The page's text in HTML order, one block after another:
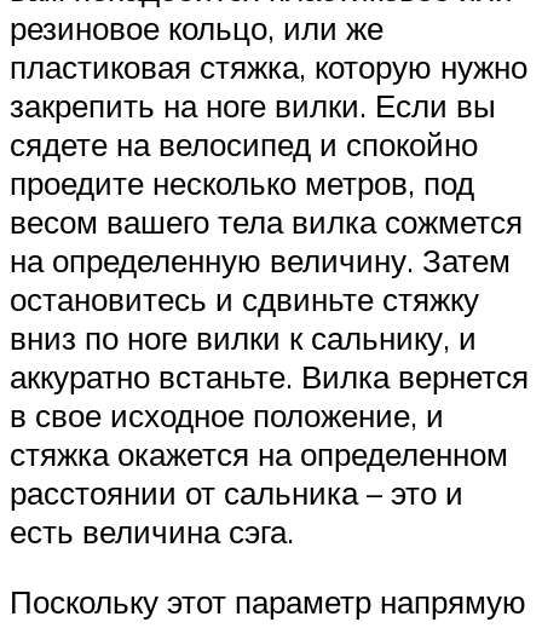
резиновое кольцо, или же
пластиковая стяжка, которую нужно
закрепить на ноге вилки. Если вы
сядете на велосипед и спокойно
проедите несколько метров, под
весом вашего тела вилка сожмется
на определенную величину. Затем
остановитесь и сдвиньте стяжку
вниз по ноге вилки к сальнику, и
аккуратно встаньте. Вилка вернется
в свое исходное положение, и
стяжка окажется на определенном
расстоянии от сальника – это и
есть величина сэга.
Поскольку этот параметр напрямую